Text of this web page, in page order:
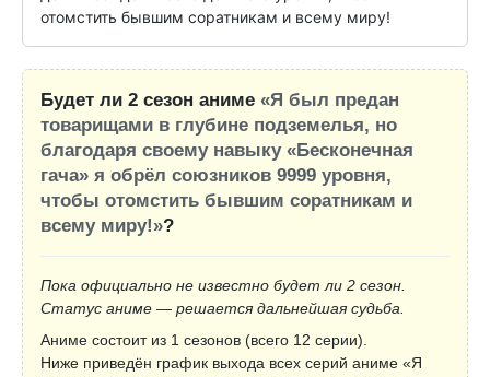
отомстить бывшим соратникам и всему миру!
Будет ли 2 сезон аниме «Я был предан
товарищами в глубине подземелья, но
благодаря своему навыку «Бесконечная
гача» я обрёл союзников 9999 уровня,
чтобы отомстить бывшим соратникам и
всему миру!»?
Пока официально не известно будет ли 2 сезон.
Статус аниме — решается дальнейшая судьба.
Аниме состоит из 1 сезонов (всего 12 серии).
Ниже приведён график выхода всех серий аниме «Я